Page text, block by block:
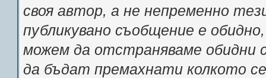
своя автор, а не непременно
публикувано съобщение е
можем да отстраняваме обидни
да бъдат премахнати колкото